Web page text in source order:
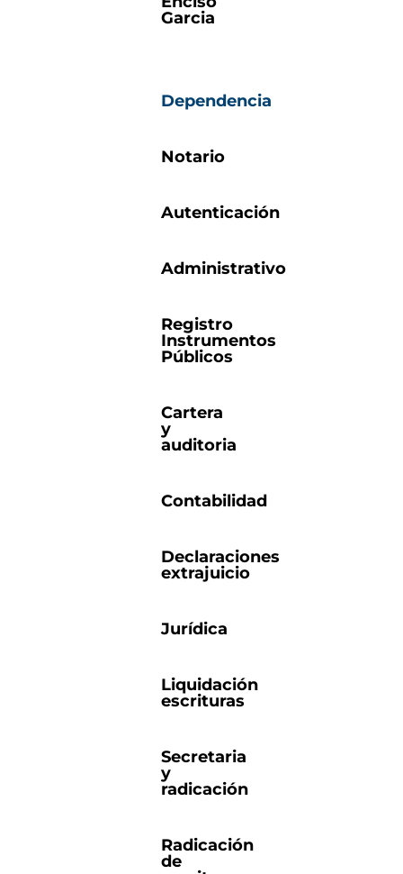
Garcia
Dependencia
Notario
Autenticación
Administrativo
Registro
Instrumentos
Públicos
Cartera
y
auditoria
Contabilidad
Declaraciones
extrajuicio
Jurídica
Liquidación
escrituras
Secretaria
y
radicación
Radicación
de